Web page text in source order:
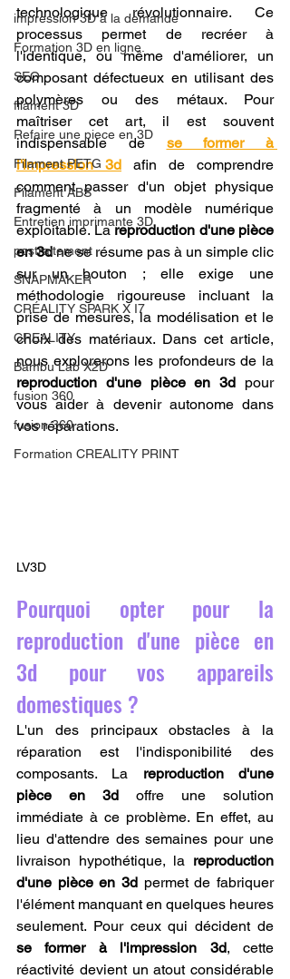
impression 3D à la demande
Formation 3D en ligne.
SEO
filament 3D
Refaire une piece en 3D
Filament PETG
Filament ABS
Entretien imprimante 3D
postraitement
SNAPMAKER
CRÉALITY SPARK X I7
CREALITY
Bambu Lab X2D
fusion 360
fusion 360
Formation CREALITY PRINT
technologique révolutionnaire. Ce
processus permet de recréer à
l'identique, ou même d'améliorer, un
composant défectueux en utilisant des
polymères ou des métaux. Pour
maîtriser cet art, il est souvent
indispensable de se former à
l'impression 3d afin de comprendre
comment passer d'un objet physique
fragmenté à un modèle numérique
exploitable. La reproduction d'une pièce
en 3d ne se résume pas à un simple clic
sur un bouton ; elle exige une
méthodologie rigoureuse incluant la
prise de mesures, la modélisation et le
choix des matériaux. Dans cet article,
reproduction d'une pièce en 3d pour
vous aider à devenir autonome dans
vos réparations.
LV3D
Pourquoi opter pour la
reproduction d'une pièce en
3d pour vos appareils
domestiques ?
L'un des principaux obstacles à la
réparation est l'indisponibilité des
composants. La reproduction d'une
pièce en 3d offre une solution
immédiate à ce problème. En effet, au
lieu d'attendre des semaines pour une
livraison hypothétique, la reproduction
d'une pièce en 3d permet de fabriquer
l'élément manquant en quelques heures
se former à l'impression 3d, cette
réactivité devient un atout considérable